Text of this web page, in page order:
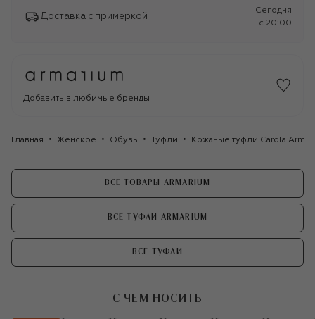
Доставка с примеркой
Сегодня
c 20:00
Добавить в любимые бренды
Главная Женское Обувь Туфли Кожаные туфли Carola
ВСЕ ТОВАРЫ ARMARIUM
ВСЕ ТУФЛИ ARMARIUM
ВСЕ ТУФЛИ
С ЧЕМ НОСИТЬ